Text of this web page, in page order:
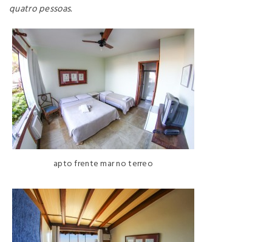
quatro pessoas.
apto frente mar no terreo